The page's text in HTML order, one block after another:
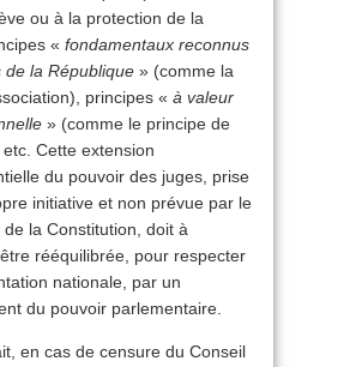
ou à la protection de la
« fondamentaux reconnus
de la République » (comme la
principes « à valeur
» (comme le principe de
Cette extension
du pouvoir des juges, prise
initiative et non prévue par le
la Constitution, doit à
être rééquilibrée, pour respecter
nationale, par un
du pouvoir parlementaire.
en cas de censure du Conseil